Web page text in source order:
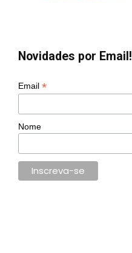
Novidades por Email!
Email *
Nome